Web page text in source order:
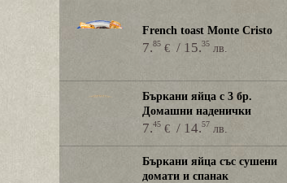
French toast Monte Cristo
7.85 €/ 15.35 лв.
Бъркани яйца с 3 бр.
Домашни наденички
7.45 €/ 14.57 лв.
Бъркани яйца със сушени
домати и спанак